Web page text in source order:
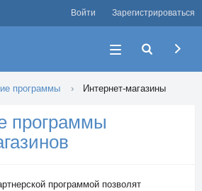
Войти Зарегистрироваться
программы Интернет-магазины
программы
программой позволят